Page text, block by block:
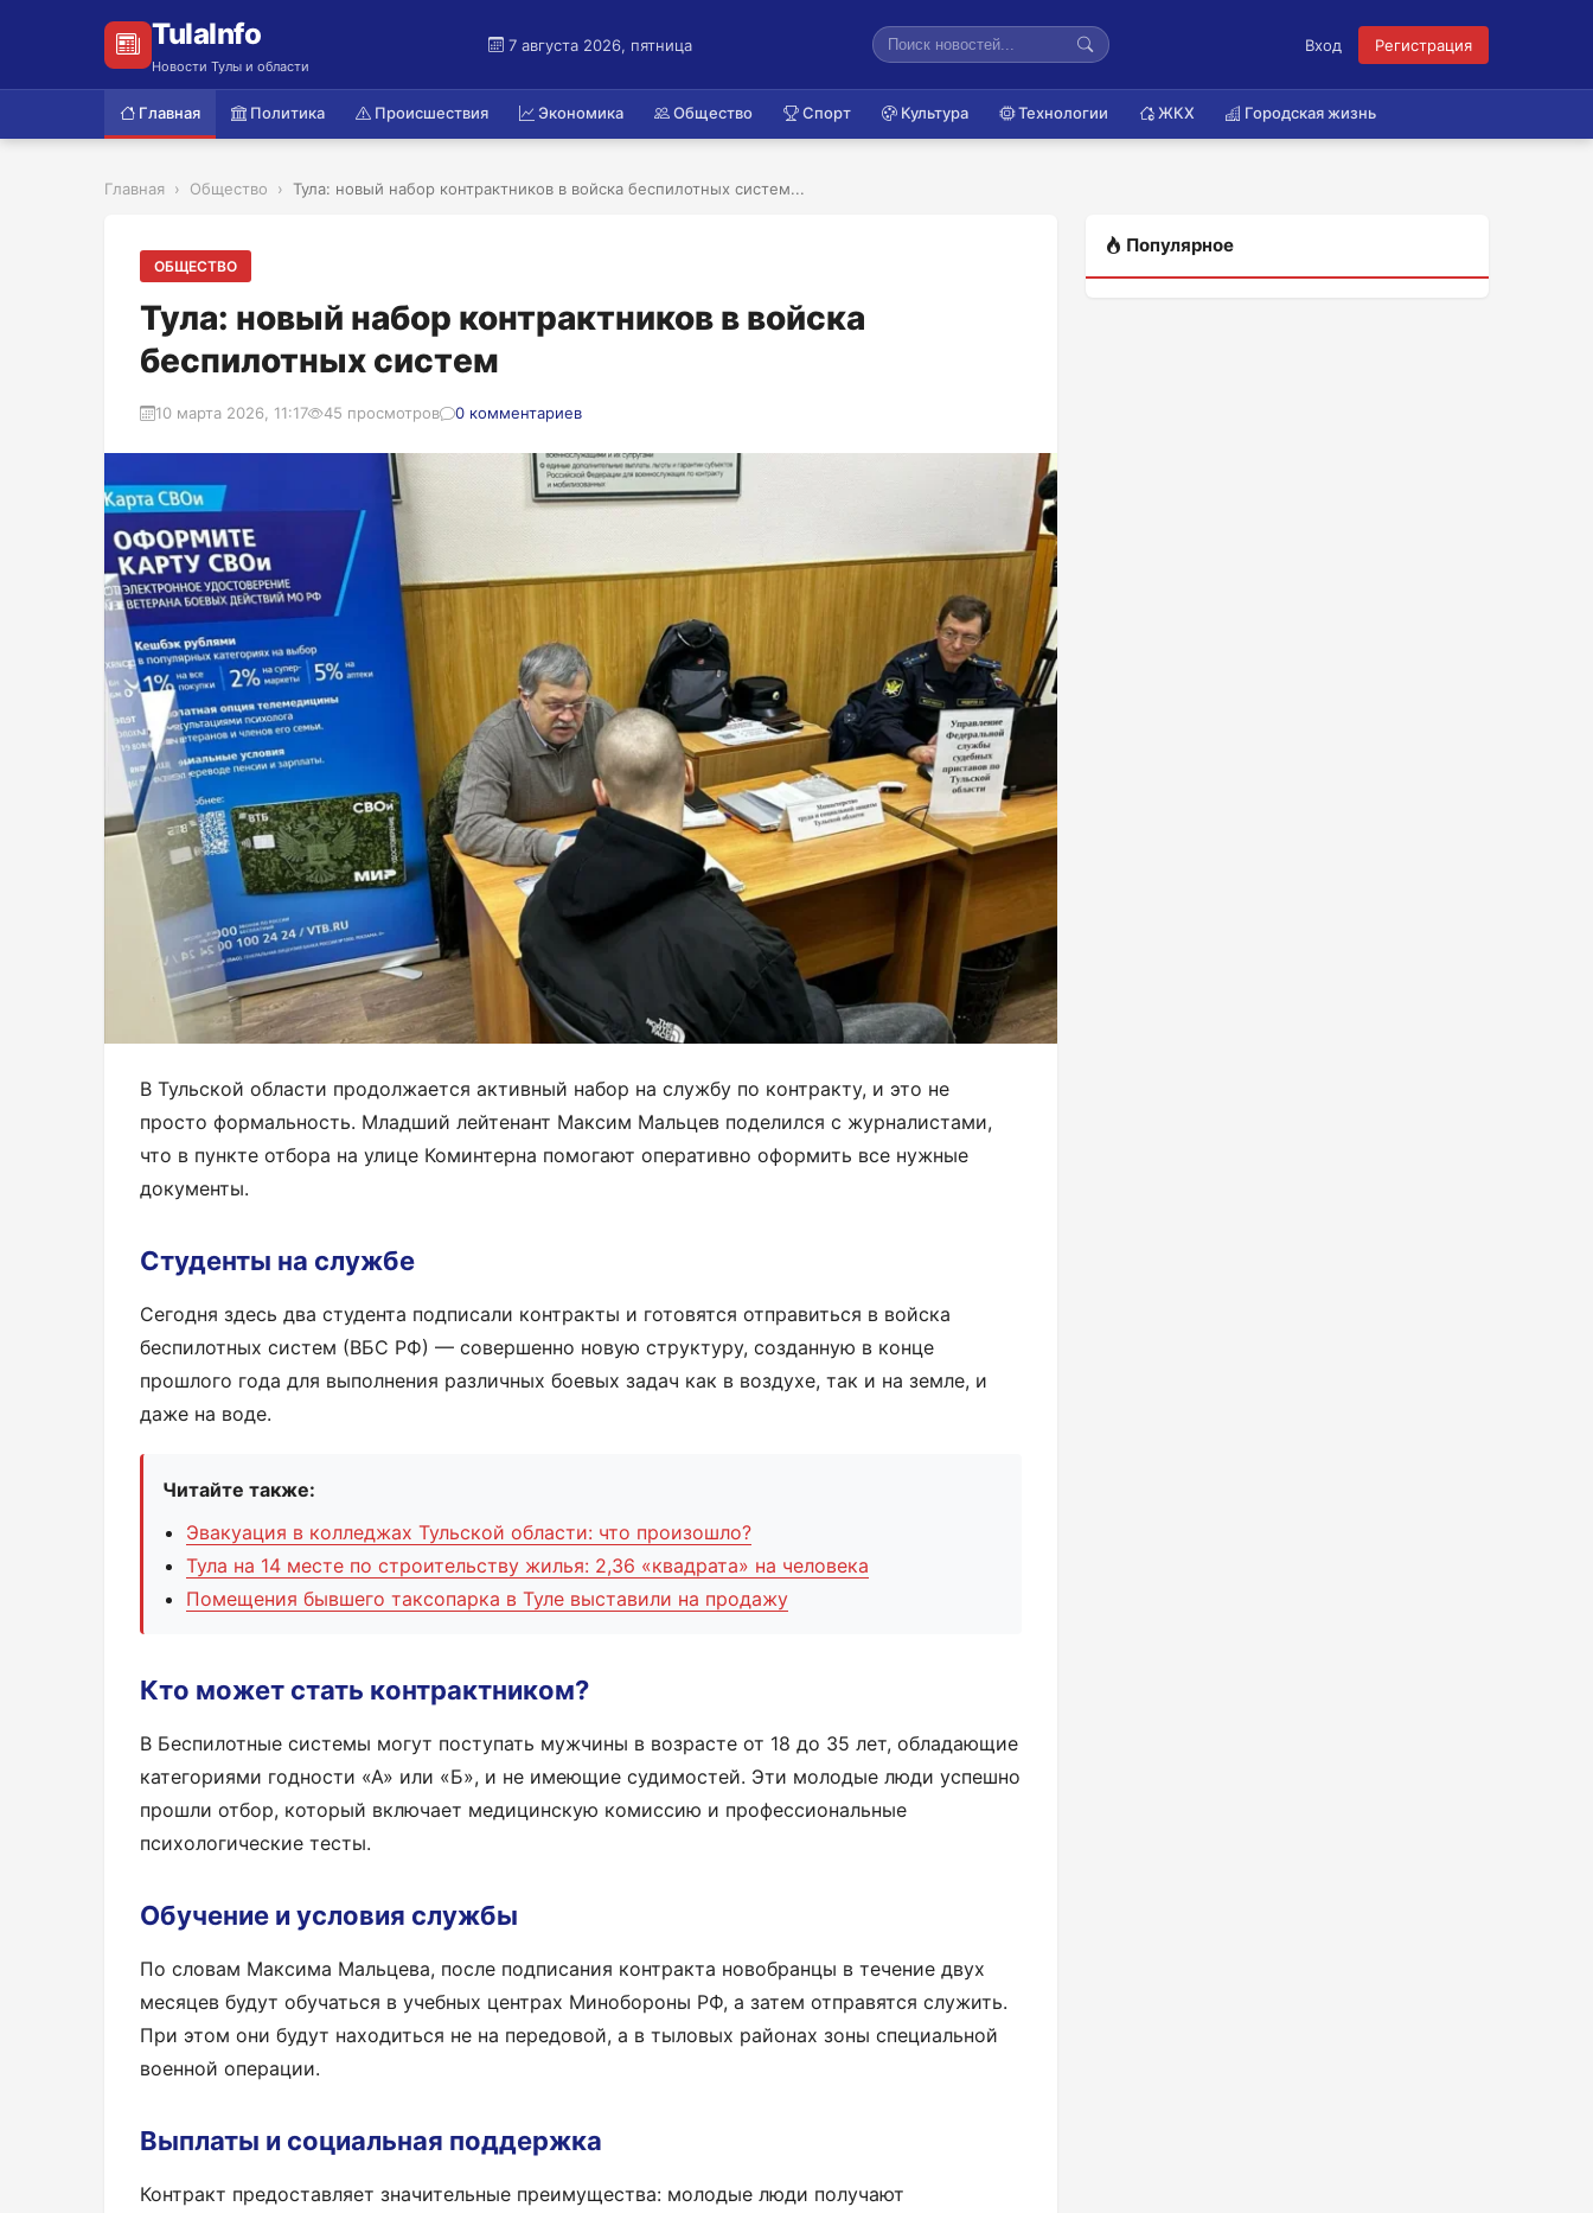
TulaInfo
Новости Тулы и области
7 августа 2026, пятница Вход Регистрация
Главная Политика Происшествия Экономика Общество Спорт Культура Технологии ЖКХ Городская жизнь
Главная Общество Тула: новый набор контрактников в войска беспилотных систем...
ОБЩЕСТВО
Тула: новый набор контрактников в войска
беспилотных систем
10 марта 2026, 11:17 45 просмотров 0 комментариев
В Тульской области продолжается активный набор на службу по контракту, и это не
просто формальность. Младший лейтенант Максим Мальцев поделился с журналистами,
что в пункте отбора на улице Коминтерна помогают оперативно оформить все нужные
документы.
Студенты на службе
Сегодня здесь два студента подписали контракты и готовятся отправиться в войска
беспилотных систем (ВБС РФ) — совершенно новую структуру, созданную в конце
прошлого года для выполнения различных боевых задач как в воздухе, так и на земле, и
даже на воде.
Читайте также:
Эвакуация в колледжах Тульской области: что произошло?
Тула на 14 месте по строительству жилья: 2,36 «квадрата» на человека
Помещения бывшего таксопарка в Туле выставили на продажу
Кто может стать контрактником?
В Беспилотные системы могут поступать мужчины в возрасте от 18 до 35 лет, обладающие
категориями годности «А» или «Б», и не имеющие судимостей. Эти молодые люди успешно
прошли отбор, который включает медицинскую комиссию и профессиональные
психологические тесты.
Обучение и условия службы
По словам Максима Мальцева, после подписания контракта новобранцы в течение двух
месяцев будут обучаться в учебных центрах Минобороны РФ, а затем отправятся служить.
При этом они будут находиться не на передовой, а в тыловых районах зоны специальной
военной операции.
Выплаты и социальная поддержка
Контракт предоставляет значительные преимущества: молодые люди получают
Популярное